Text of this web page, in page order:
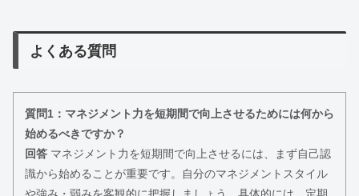
よくある質問
質問1：マネジメント力を短期間で向上させるためには何から
始めるべきですか？
回答 マネジメント力を短期間で向上させるには、まず自己認
識から始めることが重要です。自分のマネジメントスタイル